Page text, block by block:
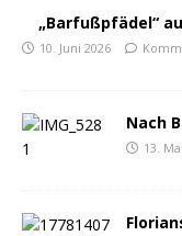
„Barfußpfädel“
10. Juni 2026
Nach
13.